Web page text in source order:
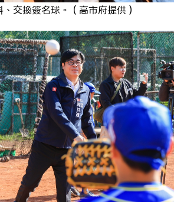
交換簽名球。（高市府提供）